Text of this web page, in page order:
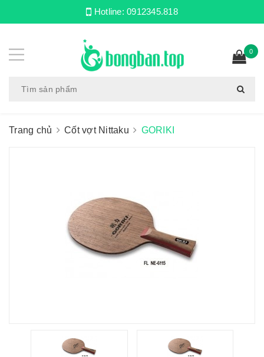
Hotline: 0912345.818
0
Trang chủ Cốt vợt Nittaku GORIKI